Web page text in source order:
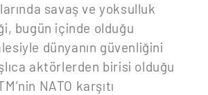
savaş ve yoksulluk
bugün içinde olduğu
dünyanın güvenliğini
aktörlerden birisi olduğu
NATO karşıtı